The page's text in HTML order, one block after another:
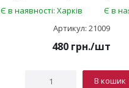
Є в наявності: Харків
Є в
Артикул: 21009
480 грн./шт
В кошик